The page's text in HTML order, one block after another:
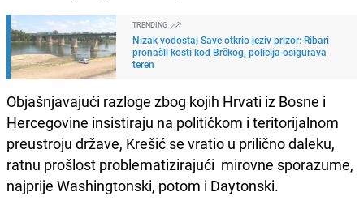
TRENDING
Nizak vodostaj Save otkrio jeziv prizor: Ribari
pronašli kosti kod Brčkog, policija osigurava
teren
Objašnjavajući razloge zbog kojih Hrvati iz Bosne i
Hercegovine insistiraju na političkom i teritorijalnom
preustroju države, Krešić se vratio u prilično daleku,
ratnu prošlost problematizirajući mirovne sporazume,
najprije Washingtonski, potom i Daytonski.